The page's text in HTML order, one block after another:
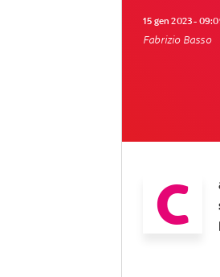
15 gen 2023 -
Fabrizio Basso
C